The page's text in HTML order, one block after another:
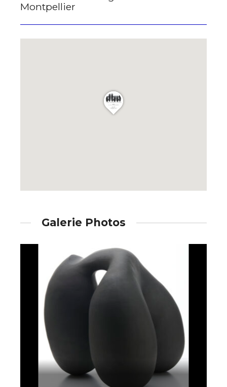
Montpellier
Galerie Photos